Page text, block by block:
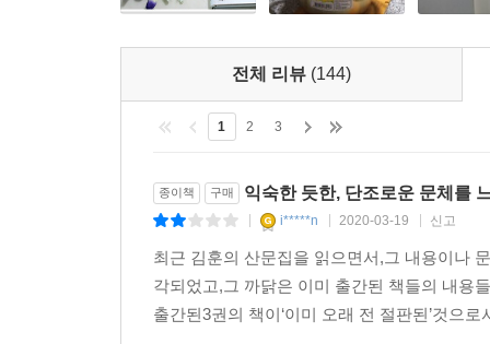
춥고 어두운 겨울이었다. 희망이란 없었다. 이쪽
세상에 더이상 희망이란 것이 부재한다는 것을
것들을 향해 필사적인 손짓을 보내고 있었다
전체 리뷰 (144)
1 2 3
종이책 구매 익숙한 듯한, 단조로운 문체를
i*****n 2020-03-19 신고
최근 김훈의 산문집을 읽으면서,그 내용이나
각되었고,그 까닭은 이미 출간된 책들의 내용
출간된3권의 책이‘이미 오래 전 절판된’것으